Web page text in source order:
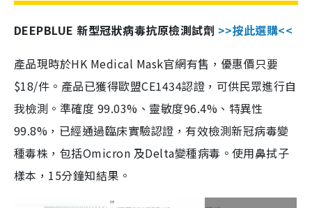
DEEPBLUE 新型冠狀病毒抗原檢測試劑 >>按此選購<<
產品現時於HK Medical Mask官網有售，優惠價只要
$18/件。產品已獲得歐盟CE1434認證，可供民眾進行自
我檢測。準確度 99.03%、靈敏度96.4%、特異性
99.8%，已經通過臨床實驗認證，有效檢測新冠病毒變
種毒株，包括Omicron 及Delta變種病毒。使用鼻拭子
樣本，15分鐘知結果。